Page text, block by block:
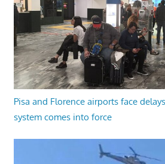
Pisa and Florence airports face
system comes into force